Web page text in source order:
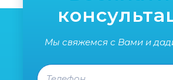
Мы свяжемся с Вами и
Телефон